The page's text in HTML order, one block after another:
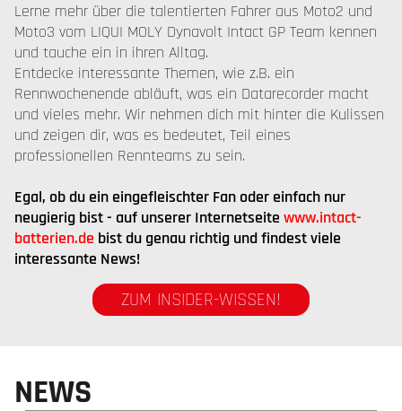
Lerne mehr über die talentierten Fahrer aus Moto2 und
Moto3 vom LIQUI MOLY Dynavolt Intact GP Team kennen
und tauche ein in ihren Alltag.
Entdecke interessante Themen, wie z.B. ein
Rennwochenende abläuft, was ein Datarecorder macht
und vieles mehr. Wir nehmen dich mit hinter die Kulissen
und zeigen dir, was es bedeutet, Teil eines
professionellen Rennteams zu sein.
Egal, ob du ein eingefleischter Fan oder einfach nur
neugierig bist - auf unserer Internetseite www.intact-
batterien.de bist du genau richtig und findest viele
interessante News!
ZUM INSIDER-WISSEN!
NEWS